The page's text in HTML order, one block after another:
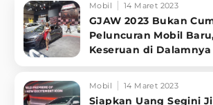
Mobil 14 Maret 2023
GJAW 2023 Bukan
Peluncuran Mobil
Keseruan di Dalamnya
Mobil 14 Maret 2023
Siapkan Uang Segini